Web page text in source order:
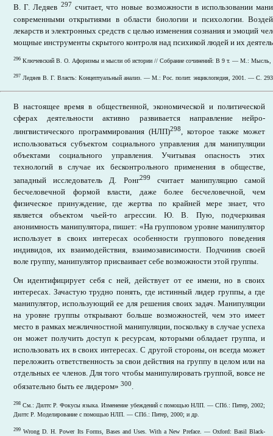
В. Г. Ледяев 297 считает, что новые возможности в использовании
современными открытиями в области биологии и психологии.
лекарств и электронных средств с целью изменения сознания и эмоций
мощные инструменты скрытого контроля над психикой людей и их
296 Ключевский В. О. Афоризмы и мысли об истории // Собрание сочинений: В 9 т. — М.:
297 Ледяев В. Г. Власть: Концептуальный анализ. — М.: Рос. полит. энциклопедия, 2001. — С.
В настоящее время в общественной, экономической и политической
сферах деятельности активно развивается направление нейро-
лингвистического программирования (НЛП)298, которое также может
использоваться субъектом социального управления для манипуляции
объектами социального управления. Учитывая опасность этих
технологий в случае их бесконтрольного применения в обществе,
западный исследователь Д. Ронг299
считает манипуляцию самой
бесчеловечной формой власти, даже более бесчеловечной, чем
физическое принуждение, где жертва по крайней мере знает, что
является объектом чьей-то агрессии. Ю. В. Пую, подчеркивая
анонимность манипулятора, пишет: «На групповом уровне манипулятор
использует в своих интересах особенности группового поведения
индивидов, их взаимодействия, взаимозависимости. Подчинив своей
воле группу, манипулятор присваивает себе возможности этой группы.
Он идентифицирует себя с ней, действует от ее имени, но в своих
интересах. Зачастую трудно понять, где истинный лидер группы, а где
манипулятор, использующий ее для решения своих задач. Манипуляции
на уровне группы открывают больше возможностей, чем это имеет
место в рамках межличностной манипуляции, поскольку в случае успеха
он может получить доступ к ресурсам, которыми обладает группа, и
использовать их в своих интересах. С другой стороны, он всегда может
переложить ответственность за свои действия на группу в целом или на
отдельных ее членов. Для того чтобы манипулировать группой, вовсе не
обязательно быть ее лидером» 300.
298 См.: Дилтс Р. Фокусы языка. Изменение убеждений с помощью НЛП. — СПб.: Питер, 2002;
Дилтс Р. Моделирование с помощью НЛП. — СПб.: Питер, 2000; и др.
299 Wrong D. H. Power Its Forms, Bases and Uses. With a New Preface. — Oxford: Basil Black-